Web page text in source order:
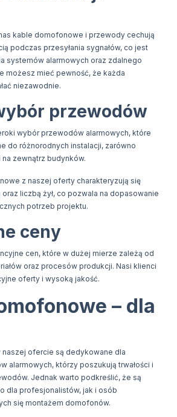
kable domofonowe i przewody cechują
podczas przesyłania sygnałów, co jest
systemów alarmowych oraz zdalnego
możesz mieć pewność, że każda
niezawodnie.
przewodów
wybór przewodów alarmowych, które
do różnorodnych instalacji, zarówno
na zewnątrz budynków.
z naszej oferty charakteryzują się
oraz liczbą żył, co pozwala na dopasowanie
potrzeb projektu.
ceny
cen, które w dużej mierze zależą od
oraz procesów produkcji. Nasi klienci
oferty i wysoką jakość.
– dla
ofercie są dedykowane dla
alarmowych, którzy poszukują trwałości i
Jednak warto podkreślić, że są
dla profesjonalistów, jak i osób
się montażem domofonów.